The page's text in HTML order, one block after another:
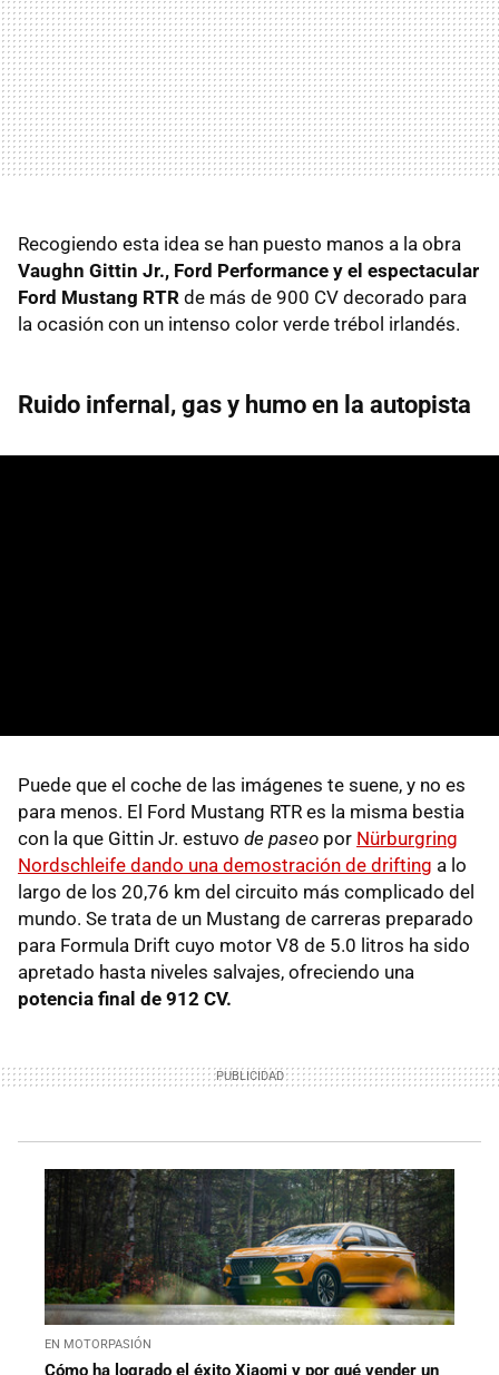
Recogiendo esta idea se han puesto manos a la obra
Vaughn Gittin Jr., Ford Performance y el espectacular
Ford Mustang RTR de más de 900 CV decorado para
la ocasión con un intenso color verde trébol irlandés.
Ruido infernal, gas y humo en la autopista
Puede que el coche de las imágenes te suene, y no es
para menos. El Ford Mustang RTR es la misma bestia
con la que Gittin Jr. estuvo de paseo por Nürburgring
Nordschleife dando una demostración de drifting a lo
largo de los 20,76 km del circuito más complicado del
mundo. Se trata de un Mustang de carreras preparado
para Formula Drift cuyo motor V8 de 5.0 litros ha sido
apretado hasta niveles salvajes, ofreciendo una
potencia final de 912 CV.
EN MOTORPASIÓN
Cómo ha logrado el éxito Xiaomi y por qué vender un